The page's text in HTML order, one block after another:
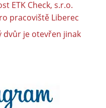
ETK Check, s.r.o.
pracoviště Liberec
dvůr je otevřen jinak